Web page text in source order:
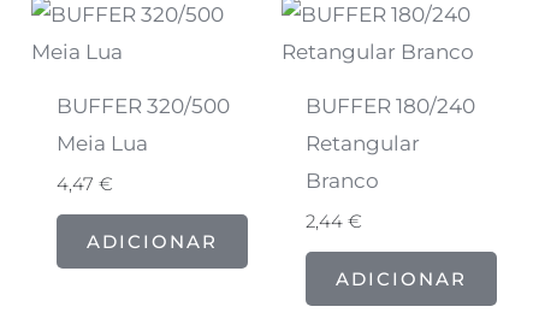
BUFFER 320/500
Meia Lua
4,47 €
ADICIONAR
BUFFER 180/240
Retangular
Branco
2,44€
ADICIONAR